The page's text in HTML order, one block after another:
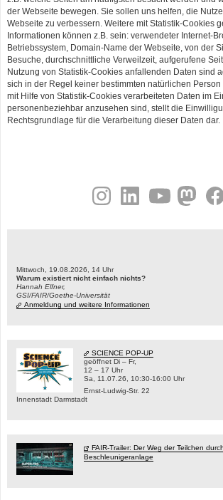
der Webseite bewegen. Sie sollen uns helfen, die
Webseite zu verbessern. Weitere mit Statistik-Cookies
Informationen können z.B. sein: verwendeter Internet-
Betriebssystem, Domain-Name der Webseite, von der
Besuche, durchschnittliche Verweilzeit, aufgerufene
Nutzung von Statistik-Cookies anfallenden Daten sind
sich in der Regel keiner bestimmten natürlichen
mit Hilfe von Statistik-Cookies verarbeiteten Daten im
personenbeziehbar anzusehen sind, stellt die
Rechtsgrundlage für die Verarbeitung dieser Daten dar.
youtubehelmholtz.socialfacebook
Mittwoch, 19.08.2026, 14 Uhr
Warum existiert nicht einfach nichts?
Hannah Elfner,
GSI/FAIR/Goethe-Universität
Anmeldung und weitere Informationen
SCIENCE POP-UP
geöffnet Di – Fr,
12 – 17 Uhr
Sa, 11.07.26, 10:30-16:00 Uhr
Ernst-Ludwig-Str. 22
Innenstadt Darmstadt
FAIR-Trailer: Der Weg der Teilchen
Beschleunigeranlage